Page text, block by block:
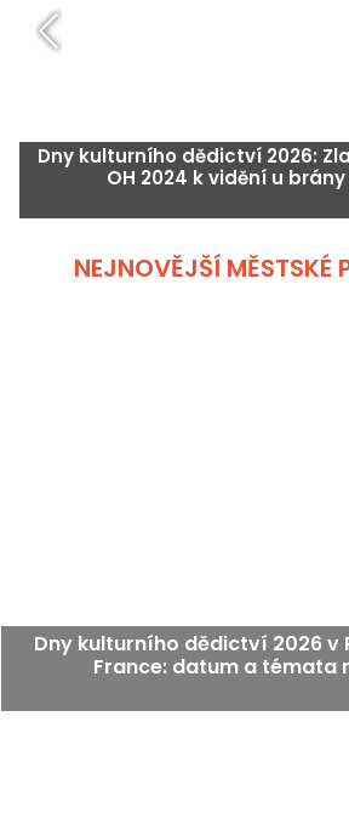
Dny kulturního dědictví 2026:
OH 2024 k vidění u
NEJNOVĚJŠÍ MĚSTSKÉ
Dny kulturního dědictví 2026 v
France: datum a témata